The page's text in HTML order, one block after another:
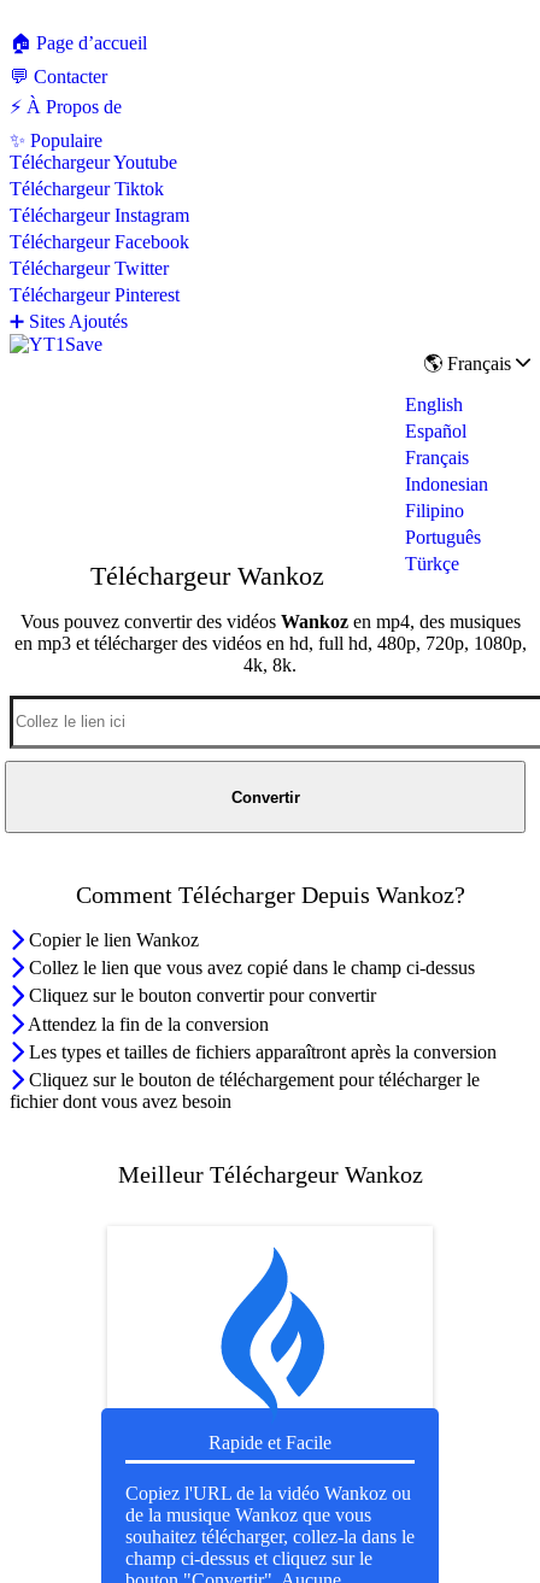
🏠 Page d’accueil
💬 Contacter
⚡ À Propos de
✨ Populaire
Téléchargeur Youtube
Téléchargeur Tiktok
Téléchargeur Instagram
Téléchargeur Facebook
Téléchargeur Twitter
Téléchargeur Pinterest
➕ Sites Ajoutés
🌎 Français
English
Español
Français
Indonesian
Filipino
Português
Türkçe
Téléchargeur Wankoz
Vous pouvez convertir des vidéos Wankozen mp4, des musiques
en mp3 et télécharger des vidéos en hd, full hd, 480p, 720p, 1080p,
4k, 8k.
Comment Télécharger Depuis Wankoz?
Copier le lien Wankoz
Collez le lien que vous avez copié dans le champ ci-dessus
Cliquez sur le bouton convertir pour convertir
Attendez la fin de la conversion
Les types et tailles de fichiers apparaîtront après la conversion
Cliquez sur le bouton de téléchargement pour télécharger le
fichier dont vous avez besoin
Meilleur Téléchargeur Wankoz
Rapide et Facile
Copiez l'URL de la vidéo Wankoz ou
de la musique Wankoz que vous
souhaitez télécharger, collez-la dans le
champ ci-dessus et cliquez sur le